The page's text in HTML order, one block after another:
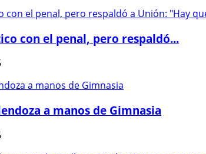
con el penal, pero respaldó...
a manos de Gimnasia